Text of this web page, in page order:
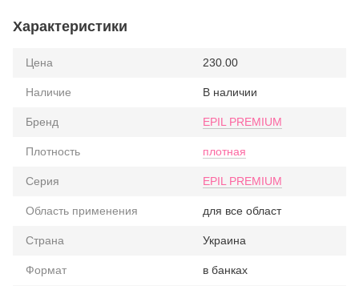
Характеристики
Цена 230.00
Наличие В наличии
Бренд EPIL PREMIUM
Плотность плотная
Серия EPIL PREMIUM
Область применения для все област
Страна Украина
Формат в банках